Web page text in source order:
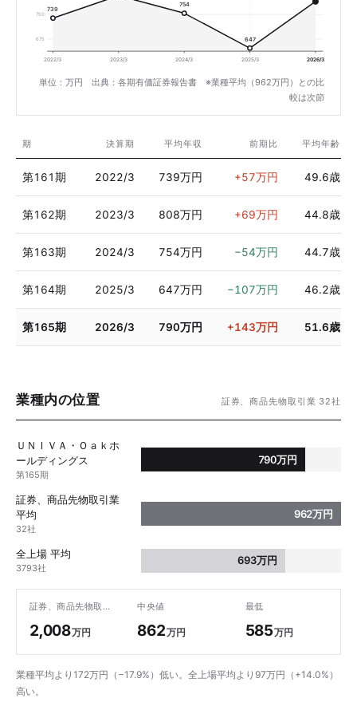
750
675
739
754
647
2022/3 2023/3 2024/3 2025/3 2026/3
単位：万円 出典：各期有価証券報告書 ※業種平均（962万円）との比
較は次節
期 決算期 平均年収 前期比 平均年齢
第161期 2022/3 739万円 +57万円 49.6歳
第162期 2023/3 808万円 +69万円 44.8歳
第163期 2024/3 754万円 −54万円 44.7歳
第164期 2025/3 647万円 −107万円 46.2歳
第165期 2026/3 790万円 +143万円 51.6歳
業種内の位置 証券、商品先物取引業 32社
ＵＮＩＶＡ・Ｏａｋホ
ールディングス
第165期
790万円
証券、商品先物取引業
平均
32社
962万円
全上場 平均
3793社
693万円
証券、商品先物取引業内 最高
2,008万円
中央値
862万円
最低
585万円
業種平均より172万円（−17.9%）低い。全上場平均より97万円（+14.0%）
高い。